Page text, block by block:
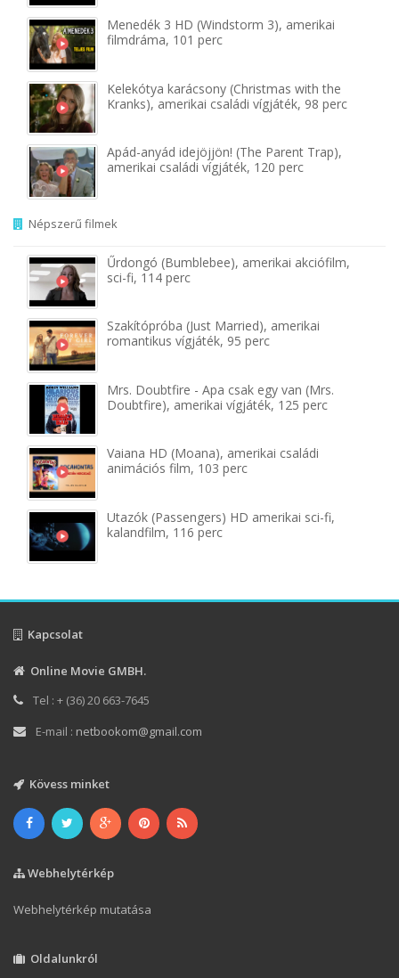
Menedék 3 HD (Windstorm 3), amerikai
filmdráma, 101 perc
Kelekótya karácsony (Christmas with the
Kranks), amerikai családi vígjáték, 98 perc
Apád-anyád idejöjjön! (The Parent Trap),
amerikai családi vígjáték, 120 perc
Népszerű filmek
Űrdongó (Bumblebee), amerikai akciófilm,
sci-fi, 114 perc
Szakítópróba (Just Married), amerikai
romantikus vígjáték, 95 perc
Mrs. Doubtfire - Apa csak egy van (Mrs.
Doubtfire), amerikai vígjáték, 125 perc
Vaiana HD (Moana), amerikai családi
animációs film, 103 perc
Utazók (Passengers) HD amerikai sci-fi,
kalandfilm, 116 perc
Kapcsolat
Online Movie GMBH.
Tel : + (36) 20 663-7645
E-mail : netbookom@gmail.com
Kövess minket
Webhelytérkép
Webhelytérkép mutatása
Oldalunkról